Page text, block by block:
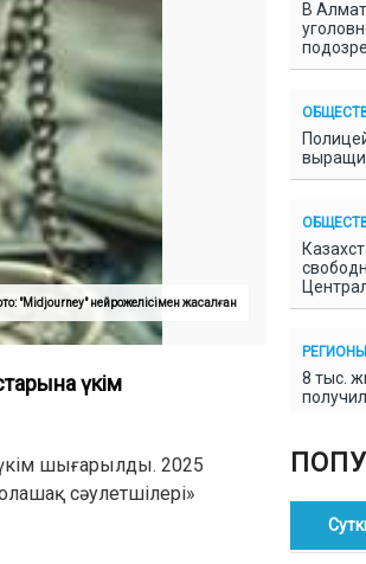
"Midjourney" нейрожелісімен жасалған
үкім
шығарылды. 2025
сәулетшілері»
В
РЕГИОНЫ
8 тыс.
В